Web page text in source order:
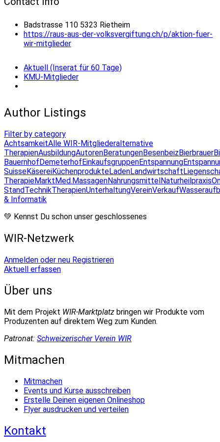
Badstrasse 110 5323 Rietheim
https://raus-aus-der-volksvergiftung.ch/p/aktion-fuer-
wir-mitglieder
Aktuell (Inserat für 60 Tage)
KMU-Mitglieder
Author Listings
Filter by category
AchtsamkeitAlle WIR-Mitgliederalternative
TherapienAusbildungAutorenBeratungenBesenbeizBierbrauer
BauernhofDemeterhofEinkaufsgruppenEntspannung
SuisseKäsereiKüchenprodukteLadenLandwirtschaft
TherapieMarktMed.MassagenNahrungsmittelNaturheilpraxis
StandTechnikTherapienUnterhaltungVereinVerkauf
& Informatik
💚 Kennst Du schon unser geschlossenes
WIR-Netzwerk
Anmelden oder neu Registrieren
Aktuell erfassen
Über uns
Mit dem Projekt WIR-Marktplatz bringen wir Produkte vom
Produzenten auf direktem Weg zum Kunden.
Patronat: Schweizerischer Verein WIR
Mitmachen
Mitmachen
Events und Kurse ausschreiben
Erstelle Deinen eigenen Onlineshop
Flyer ausdrucken und verteilen
Kontakt